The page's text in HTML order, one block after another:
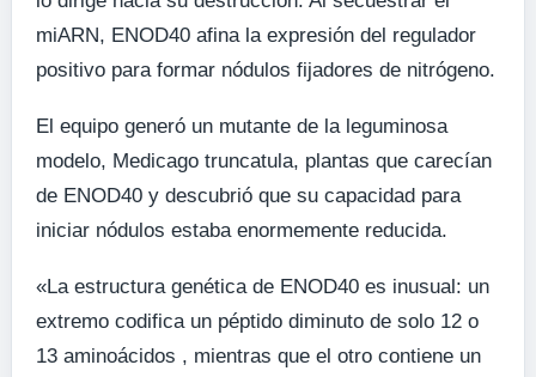
miARN, ENOD40 afina la expresión del regulador
positivo para formar nódulos fijadores de nitrógeno.
El equipo generó un mutante de la leguminosa
modelo, Medicago truncatula, plantas que carecían
de ENOD40 y descubrió que su capacidad para
iniciar nódulos estaba enormemente reducida.
«La estructura genética de ENOD40 es inusual: un
extremo codifica un péptido diminuto de solo 12 o
13 aminoácidos , mientras que el otro contiene un